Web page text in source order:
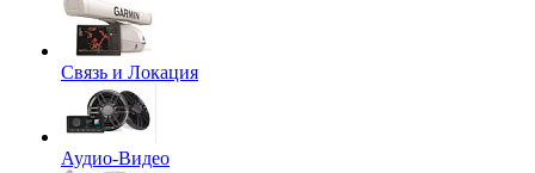
Связь и Локация
Аудио-Видео